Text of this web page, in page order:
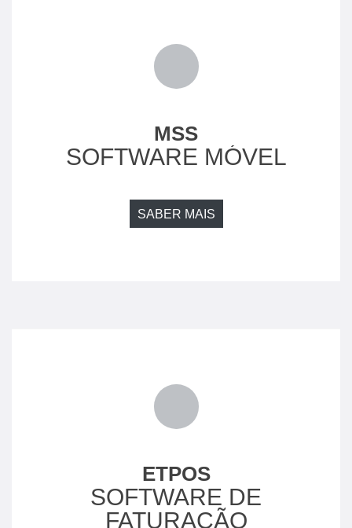
MSS
SOFTWARE MÓVEL
SABER MAIS
ETPOS
SOFTWARE DE
FATURAÇÃO